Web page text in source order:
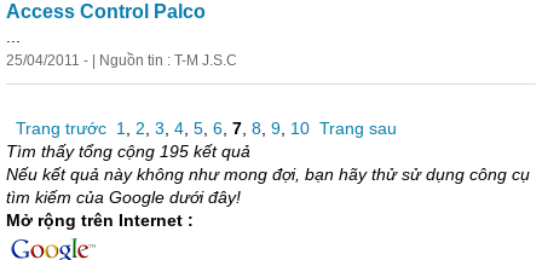
Access Control Palco
...
25/04/2011 - | Nguồn tin : T-M J.S.C
Trang trước 1, 2, 3, 4, 5, 6, 7, 8, 9, 10 Trang sau
Tìm thấy tổng cộng 195 kết quả
Nếu kết quả này không như mong đợi, bạn hãy thử sử dụng công cụ
tìm kiếm của Google dưới đây!
Mở rộng trên Internet :